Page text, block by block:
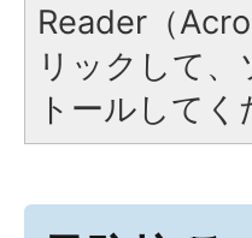
Reader（
リックして
トールしてく